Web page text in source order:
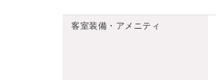
客室装備・アメニティ